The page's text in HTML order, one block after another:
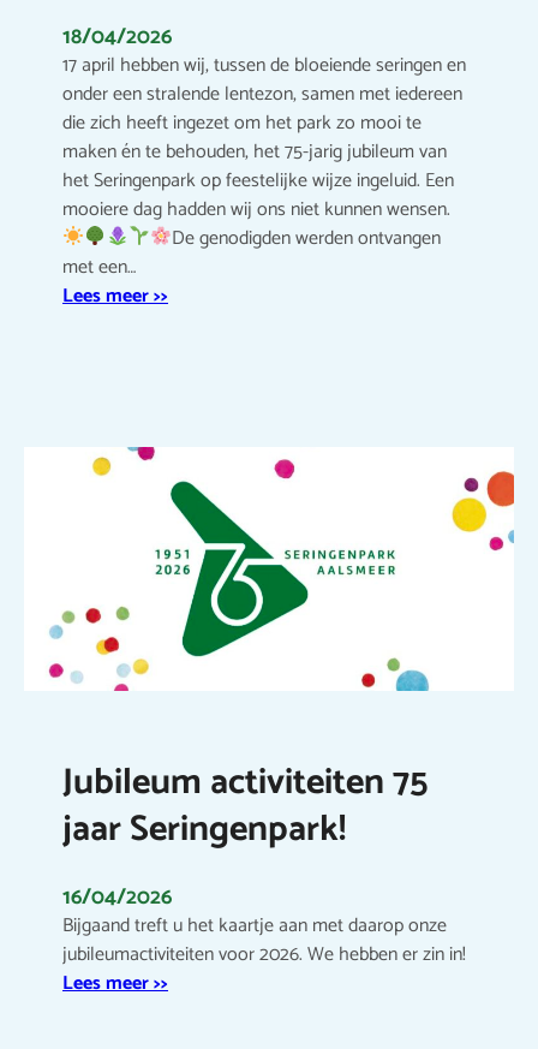
18/04/2026
17 april hebben wij, tussen de bloeiende seringen en
onder een stralende lentezon, samen met iedereen
die zich heeft ingezet om het park zo mooi te
maken én te behouden, het 75-jarig jubileum van
het Seringenpark op feestelijke wijze ingeluid. Een
mooiere dag hadden wij ons niet kunnen wensen.
De genodigden werden ontvangen
met een…
Lees meer >>
Jubileum activiteiten 75
jaar Seringenpark!
16/04/2026
Bijgaand treft u het kaartje aan met daarop onze
jubileumactiviteiten voor 2026. We hebben er zin in!
Lees meer >>